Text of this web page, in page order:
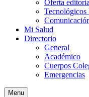
Oferta
Mi Salud
Directorio
General
Académico
Cuerpos
Emergencias
Menu